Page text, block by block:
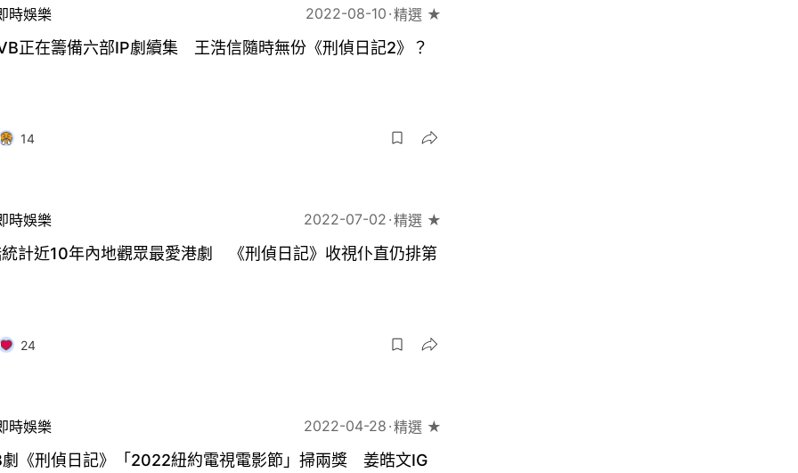
時娛樂 2022-08-10 精選 ★
正在籌備六部IP劇續集 王浩信隨時無份《刑偵日記2》？
14
時娛樂 2022-07-02 精選 ★
計近10年內地觀眾最愛港劇 《刑偵日記》收視仆直仍排第
24
時娛樂 2022-04-28 精選 ★
《刑偵日記》「2022紐約電視電影節」掃兩獎 姜皓文IG